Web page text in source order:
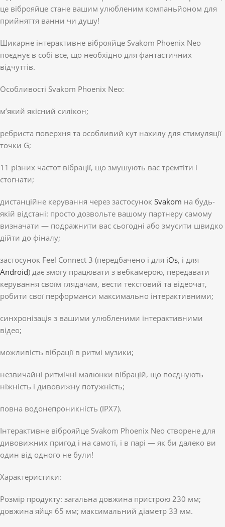
це віброяйце стане вашим улюбленим компаньйоном для
прийняття ванни чи душу!
Шикарне інтерактивне віброяйце Svakom Phoenix Neo
поєднує в собі все, що необхідно для фантастичних
відчуттів.
Особливості Svakom Phoenix Neo:
м’який якісний силікон;
ребриста поверхня та особливий кут нахилу для стимуляції
точки G;
11 різних частот вібрації, що змушують вас тремтіти і
стогнати;
дистанційне керування через застосунок Svakom на будь-
якій відстані: просто дозвольте вашому партнеру самому
визначати — подражнити вас сьогодні або змусити швидко
дійти до фіналу;
застосунок Feel Connect 3 (передбачено і для iOs, і для
Android) дає змогу працювати з вебкамерою, передавати
керування своїм глядачам, вести текстовий та відеочат,
робити свої перформанси максимально інтерактивними;
синхронізація з вашими улюбленими інтерактивними
відео;
можливість вібрації в ритмі музики;
незвичайні ритмічні малюнки вібрацій, що поєднують
ніжність і дивовижну потужність;
повна водонепроникність (IPX7).
Інтерактивне віброяйце Svakom Phoenix Neo створене для
дивовижних пригод і на самоті, і в парі — як би далеко ви
один від одного не були!
Характеристики:
Розмір продукту: загальна довжина пристрою 230 мм;
довжина яйця 65 мм; максимальний діаметр 33 мм.